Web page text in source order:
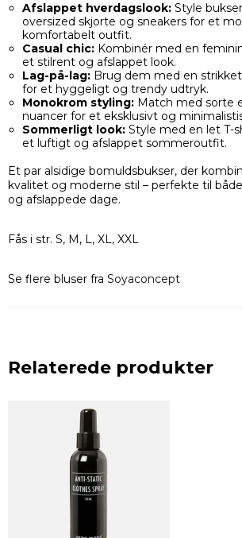
Afslappet hverdagslook:Style
oversized skjorte og sneakers for et
komfortabelt outfit.
Casual chic:Kombinér med en
et stilrent og afslappet look.
Lag-på-lag:Brug dem med en strikket
for et hyggeligt og trendy udtryk.
Monokrom styling:Match med sorte
nuancer for et eksklusivt og
Sommerligt look:Style med en let T-
et luftigt og afslappet sommeroutfit.
Et par alsidige bomuldsbukser, der
kvalitet og moderne stil – perfekte til
og afslappede dage.
Fås i str. S, M, L, XL, XXL
Se flere bluser fra Soyaconcept
Relaterede produkter